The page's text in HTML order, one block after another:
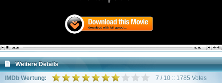
Weitere Details
IMDb Wertung:
7 / 10 :: 1785 Votes